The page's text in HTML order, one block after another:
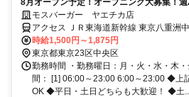
高校生・大学生・主婦(夫)・フリーターさん
モスバーガー ヤエチカ店
アクセス ＪＲ東海道新幹線 東京八重洲
線 東京八重洲中央口徒歩約3分、ＪＲ総
約3分 JR各線東京駅下車 八重洲駅中央口
時給1,500円～1,875円
東京都東京23区中央区
勤務時間 ・勤務曜日：月・火・水・木
間： [1] 06:00～23:00 6:00～23:00 ◆上
OK ◆平日・土日どちらも大歓迎！ ◆土...